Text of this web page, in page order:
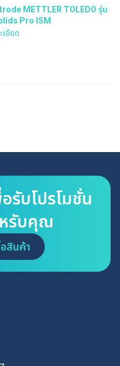
METTLER TOLEDO รุ่น
Pro ISM
เอียด
รับโปรโมชั่น
รับคุณ
สินค้า